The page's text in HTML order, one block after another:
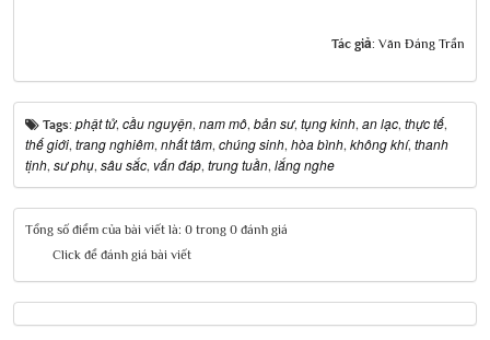
Tác giả: Văn Đáng Trần
Tags: phật tử, cầu nguyện, nam mô, bản sư, tụng kinh, an lạc, thực tế,
thế giới, trang nghiêm, nhất tâm, chúng sinh, hòa bình, không khí, thanh
tịnh, sư phụ, sâu sắc, vấn đáp, trung tuần, lắng nghe
Tổng số điểm của bài viết là: 0 trong 0 đánh giá
Click để đánh giá bài viết